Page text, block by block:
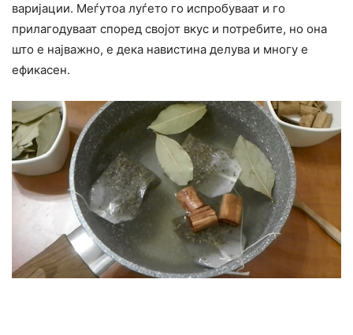
варијации. Меѓутоа луѓето го испробуваат и го
прилагодуваат според својот вкус и потребите, но она
што е најважно, е дека навистина делува и многу е
ефикасен.